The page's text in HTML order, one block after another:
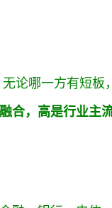
论哪一方有短板
合，高是行业主